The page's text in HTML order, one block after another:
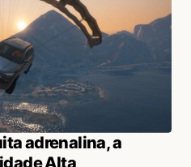
adrenalina, a
Alta